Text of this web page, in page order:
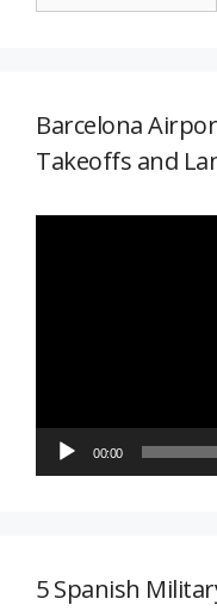
Barcelona
Takeoffs and
00:00
5 Spanish